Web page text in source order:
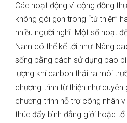
Các hoạt động vì cộng đồng
không gói gọn trong “từ thiện”
nhiều người nghĩ. Một số hoạt
Nam có thể kể tới như: Nâng
sống bằng cách sử dụng bao
lượng khí carbon thải ra môi
chương trình từ thiện như
chương trình hỗ trợ công nhân
thúc đẩy bình đẳng giới hoặc